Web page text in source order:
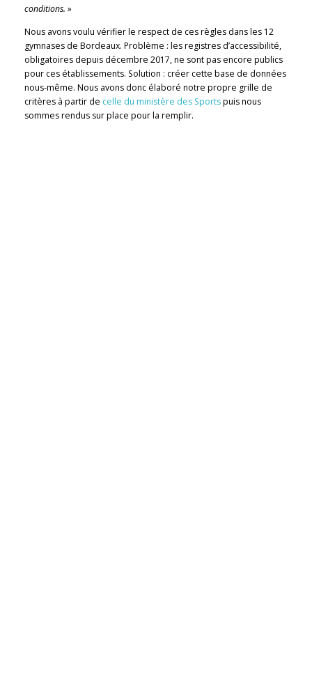
conditions. »
Nous avons voulu vérifier le respect de ces règles dans les 12
gymnases de Bordeaux. Problème : les registres d’accessibilité,
obligatoires depuis décembre 2017, ne sont pas encore publics
pour ces établissements. Solution : créer cette base de données
nous-même. Nous avons donc élaboré notre propre grille de
critères à partir de celle du ministère des Sportspuis nous
sommes rendus sur place pour la remplir.